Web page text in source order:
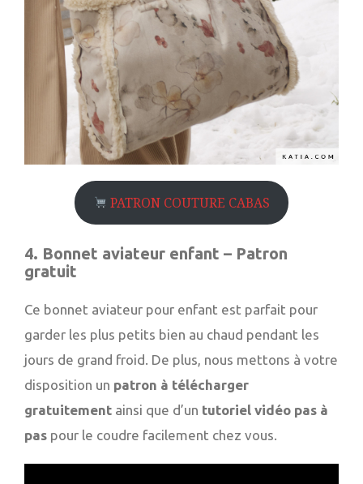
PATRON COUTURE CABAS
4. Bonnet aviateur enfant – Patron
gratuit
Ce bonnet aviateur pour enfant est parfait pour
garder les plus petits bien au chaud pendant les
jours de grand froid. De plus, nous mettons à votre
disposition un patron à télécharger
gratuitement ainsi que d’un tutoriel vidéo pas à
pas pour le coudre facilement chez vous.